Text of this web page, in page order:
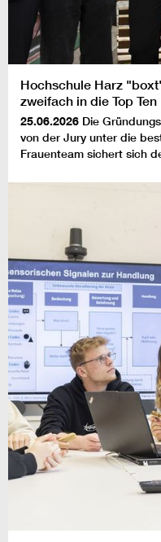
Hochschule Harz
zweifach in die Top Ten
25.06.2026 Die
von der Jury unter die
Frauenteam sichert sich